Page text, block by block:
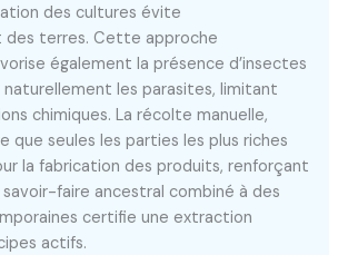
des cultures évite
des terres. Cette approche
également la présence d’insectes
les parasites, limitant
chimiques. La récolte manuelle,
que seules les parties les plus riches
la fabrication des produits, renforçant
faire ancestral combiné à des
certifie une extraction
actifs.